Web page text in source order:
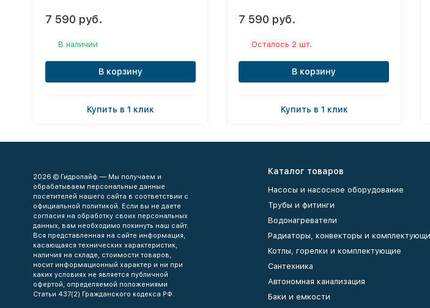
7 590 руб.
В наличии
В корзину
Купить в 1 клик
7 590 руб.
Осталось 2 шт.
В корзину
Купить в 1 клик
2026 © Гидролайф — Мы получаем и
обрабатываем персональные данные
посетителей нашего сайта в соответствии с
официальной политикой. Если вы не даете
согласия на обработку своих персональных
данных, вам необходимо покинуть наш сайт.
Вся представленная на сайте информация,
касающаяся технических характеристик,
наличия на складе, стоимости товаров,
носит информационный характер и ни при
каких условиях не является публичной
офертой, определяемой положениями
Статьи 437(2) Гражданского кодекса РФ.
Каталог товаров
Насосы и насосное оборудование
Трубы и фитинги
Водонагреватели
Радиаторы, конвекторы и
Котлы, горелки и комплектующие
Сантехника
Автономная канализация
Баки и емкости